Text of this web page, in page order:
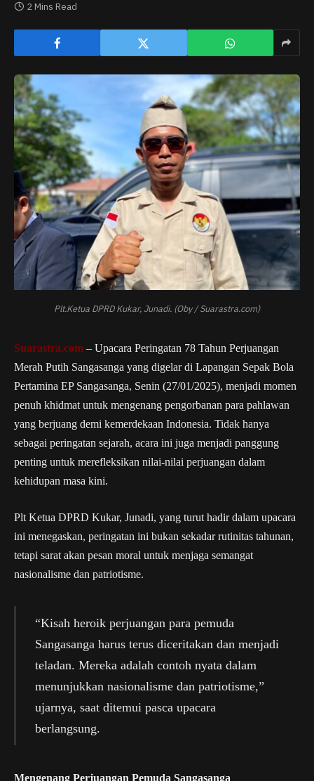
2 Mins Read
Plt.Ketua DPRD Kukar, Junadi. (Oby / Suarastra.com)
Suarastra.com – Upacara Peringatan 78 Tahun Perjuangan
Merah Putih Sangasanga yang digelar di Lapangan Sepak Bola
Pertamina EP Sangasanga, Senin (27/01/2025), menjadi momen
penuh khidmat untuk mengenang pengorbanan para pahlawan
yang berjuang demi kemerdekaan Indonesia. Tidak hanya
sebagai peringatan sejarah, acara ini juga menjadi panggung
penting untuk merefleksikan nilai-nilai perjuangan dalam
kehidupan masa kini.
Plt Ketua DPRD Kukar, Junadi, yang turut hadir dalam upacara
ini menegaskan, peringatan ini bukan sekadar rutinitas tahunan,
tetapi sarat akan pesan moral untuk menjaga semangat
nasionalisme dan patriotisme.
“Kisah heroik perjuangan para pemuda
Sangasanga harus terus diceritakan dan menjadi
teladan. Mereka adalah contoh nyata dalam
menunjukkan nasionalisme dan patriotisme,”
ujarnya, saat ditemui pasca upacara
berlangsung.
Mengenang Perjuangan Pemuda Sangasanga